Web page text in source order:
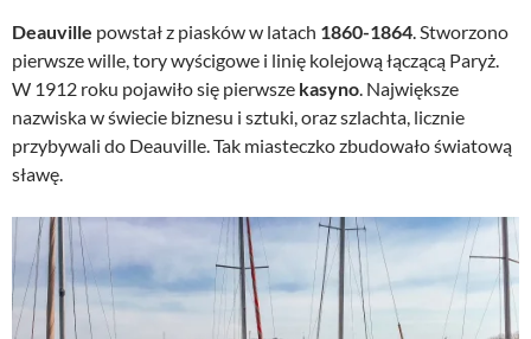
Deauville powstał z piasków w latach 1860-1864 . Stworzono
pierwsze wille, tory wyścigowe i linię kolejową łączącą Paryż.
W 1912 roku pojawiło się pierwsze kasyno . Największe
nazwiska w świecie biznesu i sztuki, oraz szlachta, licznie
przybywali do Deauville. Tak miasteczko zbudowało światową
sławę.